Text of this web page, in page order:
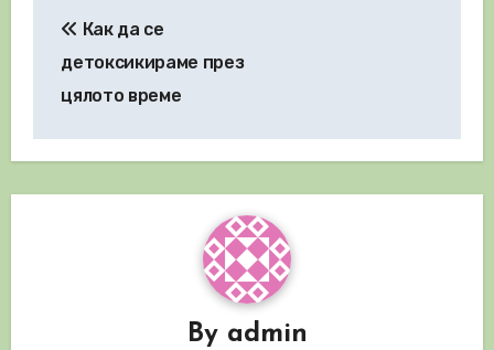
Как да се
детоксикираме през
цялото време
By admin